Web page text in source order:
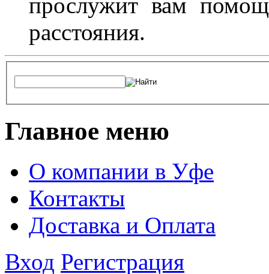
расстояния.
Главное меню
О компании в Уфе
Контакты
Доставка и Оплата
Вход Регистрация